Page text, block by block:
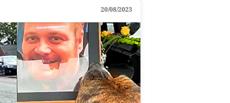
20/08/2023